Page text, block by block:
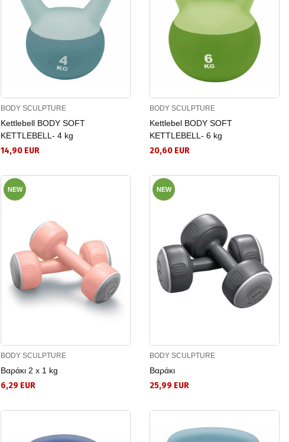
BODY SCULPTURE
Kettlebell BODY SOFT
KETTLEBELL- 4 kg
14,90 EUR
BODY SCULPTURE
Kettlebel BODY SOFT
KETTLEBELL- 6 kg
20,60 EUR
NEW
BODY SCULPTURE
Βαράκι 2 x 1 kg
6,29 EUR
NEW
BODY SCULPTURE
Βαράκι
25,99 EUR